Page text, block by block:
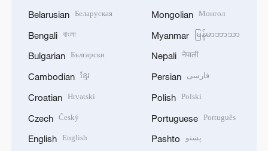
Belarusian Беларуская
Bengali বাংলা
Bulgarian Български
Cambodian ខ្មែរ
Croatian Hrvatski
Czech Český
English English
Mongolian Монгол
Myanmar မြန်မာဘာသာ
Nepali नेपाली
Persian فارسی
Polish Polski
Portuguese Português
Pashto پښتو